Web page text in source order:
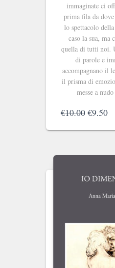
immaginate ci
prima fila da
lo spettacolo
caso la sua, ma
quella di tutti noi.
di parole e
accompagnano il
il prisma di
messe a
€10.00 Il
€10.00.
€9.50Il